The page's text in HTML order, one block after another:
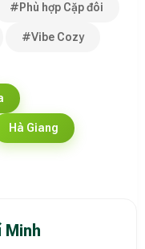
#Phù hợp Cặp đôi
#Vibe Cozy
Hà Giang
Minh